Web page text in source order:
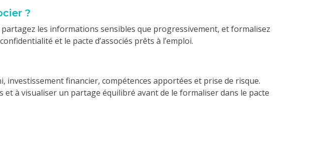
?
les informations sensibles que progressivement, et formalisez
et le pacte d’associés prêts à l’emploi.
financier, compétences apportées et prise de risque.
à visualiser un partage équilibré avant de le formaliser dans le pacte